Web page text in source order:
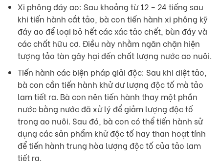
Xi phông đáy ao: Sau khoảng từ 12 – 24 tiếng sau
khi tiến hành cắt tảo, bà con tiến hành xi phông kỹ
đáy ao để loại bỏ hết các xác tảo chết, bùn đáy và
các chất hữu cơ. Điều này nhằm ngăn chặn hiện
tượng tảo tàn gây hại đến chất lượng nước ao nuôi.
Tiến hành các biện pháp giải độc: Sau khi diệt tảo,
bà con cần tiến hành khử dư lượng độc tố mà tảo
lam tiết ra. Bà con nên tiến hành thay một phần
nước bằng nước đã xử lý để giảm lượng độc tố
trong ao nuôi. Sau đó, bà con có thể tiến hành sử
dụng các sản phẩm khử độc tố hay than hoạt tính
để tiến hành trung hòa lượng độc tố của tảo lam
tiết ra.